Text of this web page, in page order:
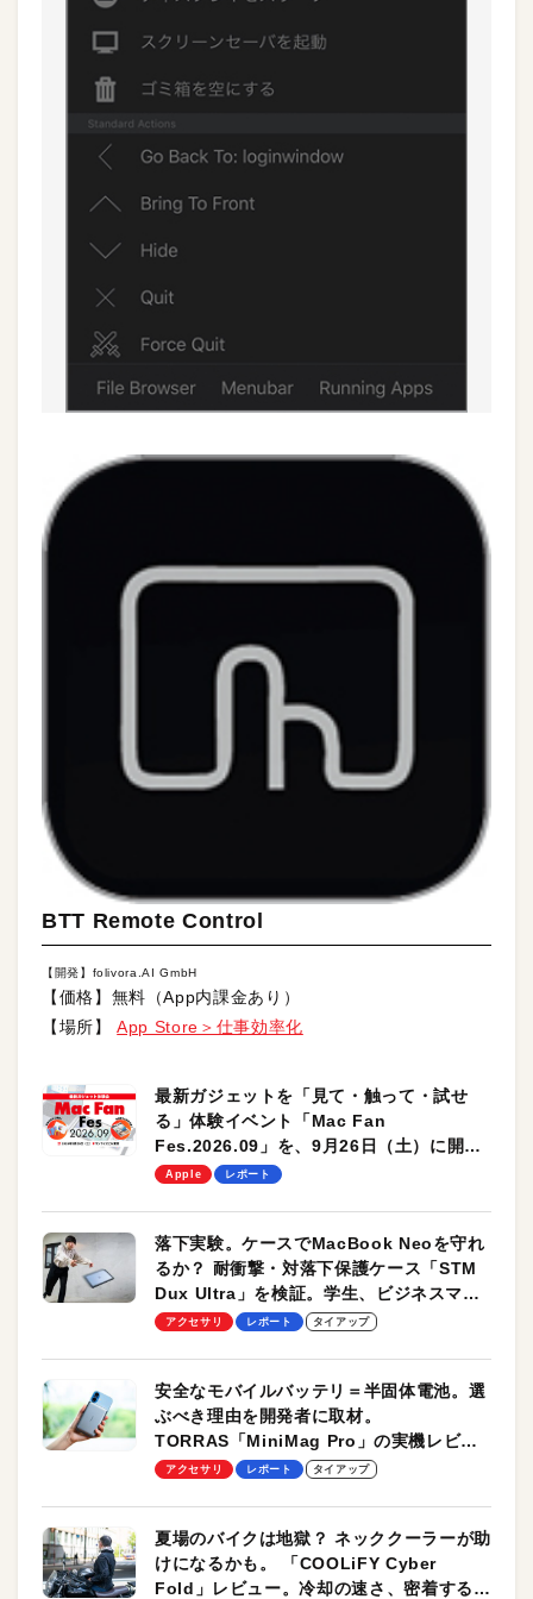
BTT Remote Control
【開発】folivora.AI GmbH
【価格】無料（App内課金あり）
【場所】App Store＞仕事効率化
最新ガジェットを「見て・触って・試せ
る」体験イベント「Mac Fan
Fes.2026.09」を、9月26日（土）に開催
します！
Apple レポート
落下実験。ケースでMacBook Neoを守れ
るか？ 耐衝撃・対落下保護ケース「STM
Dux Ultra」を検証。学生、ビジネスマン
のモバイルユースに最適！
アクセサリ レポート タイアップ
安全なモバイルバッテリ＝半固体電池。選
ぶべき理由を開発者に取材。
TORRAS「MiniMag Pro」の実機レビュ
ーも
アクセサリ レポート タイアップ
夏場のバイクは地獄？ ネッククーラーが助
けになるかも。 「COOLiFY Cyber
Fold」レビュー。冷却の速さ、密着する冷